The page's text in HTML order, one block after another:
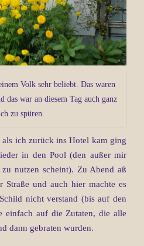
Volk sehr beliebt. Das waren
das war an diesem Tag auch ganz
zu spüren.
ich zurück ins Hotel kam ging
in den Pool (den außer mir
nutzen scheint). Zu Abend aß
Straße und auch hier machte es
nicht verstand (bis auf den
einfach auf die Zutaten, die alle
dann gebraten wurden.